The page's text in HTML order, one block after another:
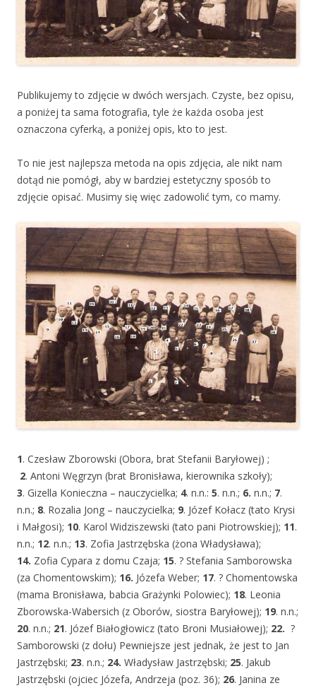
Publikujemy to zdjęcie w dwóch wersjach. Czyste, bez opisu,
a poniżej ta sama fotografia, tyle że każda osoba jest
oznaczona cyferką, a poniżej opis, kto to jest.
To nie jest najlepsza metoda na opis zdjęcia, ale nikt nam
dotąd nie pomógł, aby w bardziej estetyczny sposób to
zdjęcie opisać. Musimy się więc zadowolić tym, co mamy.
1. Czesław Zborowski (Obora, brat Stefanii Baryłowej) ;
2. Antoni Węgrzyn (brat Bronisława, kierownika szkoły);
3. Gizella Konieczna – nauczycielka; 4. n.n.: 5. n.n.; 6. n.n.; 7.
n.n.; 8. Rozalia Jong – nauczycielka; 9. Józef Kołacz (tato Krysi
i Małgosi); 10. Karol Widziszewski (tato pani Piotrowskiej); 11.
n.n.; 12. n.n.; 13. Zofia Jastrzębska (żona Władysława);
14. Zofia Cypara z domu Czaja; 15. ? Stefania Samborowska
(za Chomentowskim); 16. Józefa Weber; 17. ? Chomentowska
(mama Bronisława, babcia Grażynki Polowiec); 18. Leonia
Zborowska-Wabersich (z Oborów, siostra Baryłowej); 19. n.n.;
20. n.n.; 21. Józef Białogłowicz (tato Broni Musiałowej); 22. ?
Samborowski (z dołu) Pewniejsze jest jednak, że jest to Jan
Jastrzębski; 23. n.n.; 24. Władysław Jastrzębski; 25. Jakub
Jastrzębski (ojciec Józefa, Andrzeja (poz. 36); 26. Janina ze